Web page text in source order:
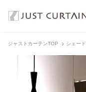
ジャストカーテンTOP シェード